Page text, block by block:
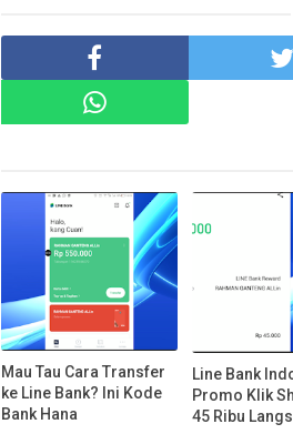
Mau Tau Cara Transfer
ke Line Bank? Ini Kode
Bank Hana
Line Bank
Promo Klik
45 Ribu